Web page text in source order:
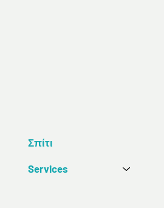
Σπίτι
Services